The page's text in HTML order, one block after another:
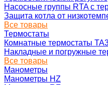
Насосные группы RTA с
Защита котла от
Все товары
Термостаты
Комнатные термостаты
Накладные и погружные
Все товары
Манометры
Манометры HZ